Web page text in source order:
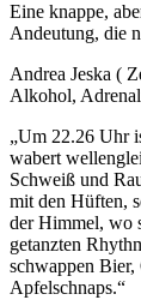
Eine knappe,
Andeutung, die
Andrea Jeska (
Alkohol,
„Um 22.26 Uhr
wabert
Schweiß und
mit den Hüften,
der Himmel, wo
getanzten
schwappen
Apfelschnaps.“